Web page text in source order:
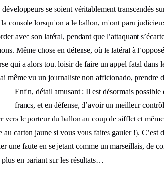
se soient véritablement transcendés
console lorsqu’on a le ballon, m’ont paru
avec son latéral, pendant que l’attaquant
Même chose en défense, où le latéral à
qui a alors tout loisir de faire un appel fatal dans
même vu un journaliste non afficionado, prendre
Enfin, détail amusant : Il est désormais
francs, et en défense, d’avoir un meilleur
vers le porteur du ballon au coup de sifflet et
au carton jaune si vous vous faites gauler !). C’est
une faute en se jetant comme un marseillais, de
en pariant sur les résultats…